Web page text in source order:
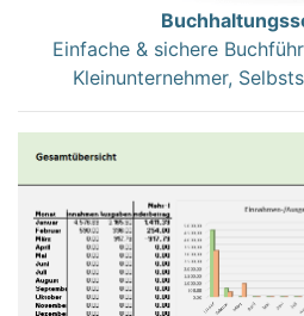
Einfache & sichere
Kleinunternehmer,